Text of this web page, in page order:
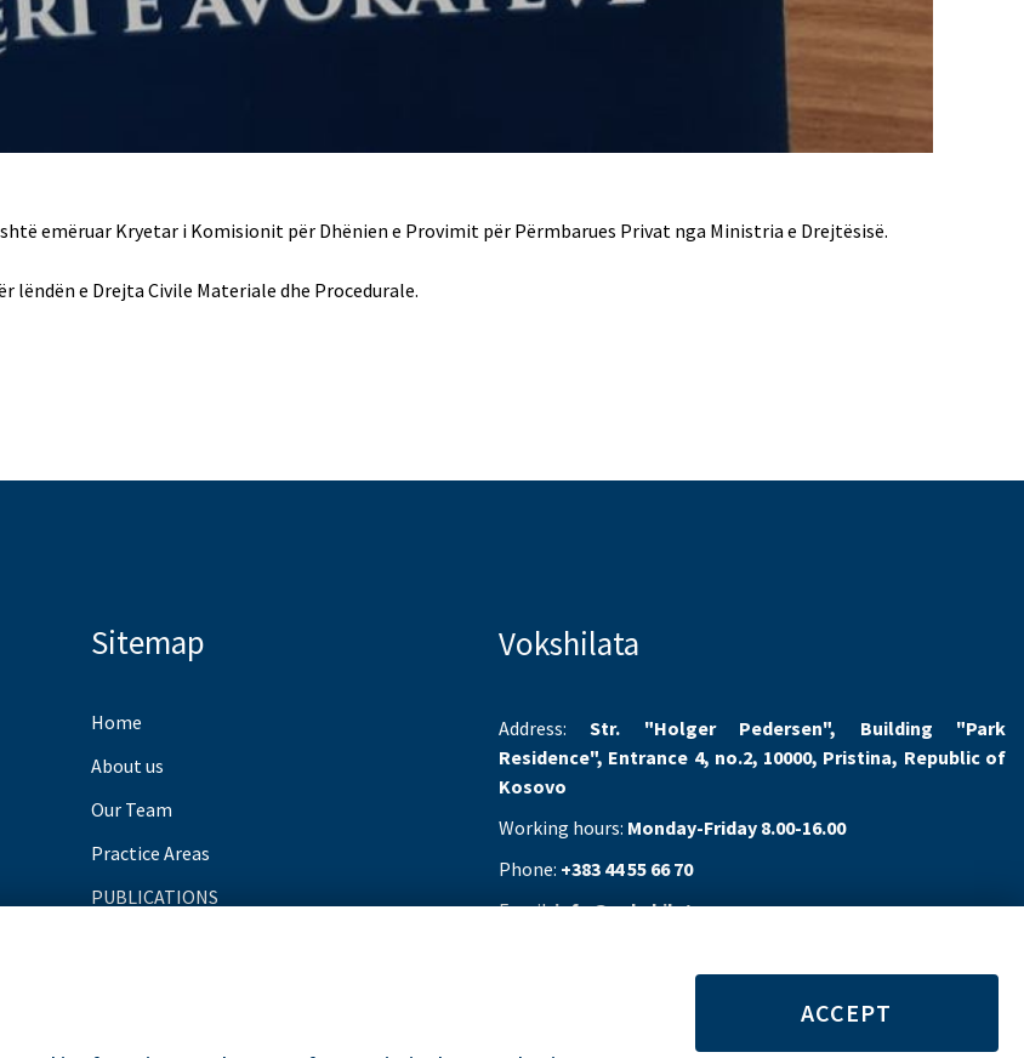
emëruar Kryetar i Komisionit për Dhënien e Provimit për Përmbarues Privat nga Ministria e Drejtësisë.
lëndën e Drejta Civile Materiale dhe Procedurale.
ACCEPT
Sitemap
Home
About us
Our Team
Practice Areas
PUBLICATIONS
Vokshilata
Address:Str. "Holger Pedersen", Building "Park
Residence", Entrance 4, no.2, 10000, Pristina, Republic of
Kosovo
Working hours: Monday-Friday 8.00-16.00
Phone: +383 44 55 66 70
Email:info@vokshilata.com